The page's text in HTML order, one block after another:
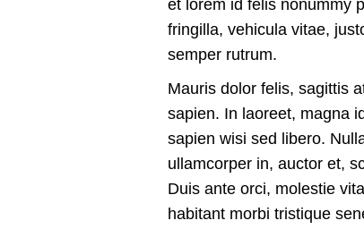
et lorem id felis nonummy
fringilla, vehicula vitae,
semper rutrum.
Mauris dolor felis, sagittis
sapien. In laoreet, magna
sapien wisi sed libero.
ullamcorper in, auctor et,
Duis ante orci, molestie
habitant morbi tristique